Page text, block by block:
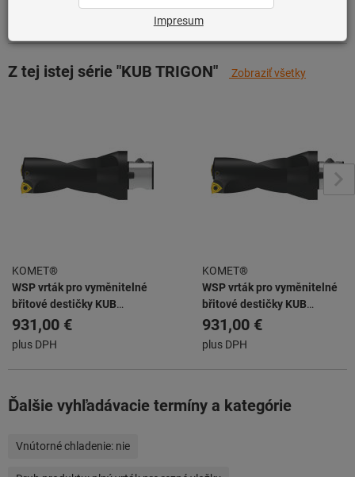
Z tej istej série "KUB TRIGON" Zobraziť všetky
KOMET®
WSP vrták pro vyměnitelné
břitové destičky KUB
ABS63/W2942/48/96/R
931,00 €
plus DPH
KOMET®
WSP vrták pro vyměnitelné
břitové destičky KUB
ABS63/W2942/49/98/R
931,00 €
plus DPH
Ďalšie vyhľadávacie termíny a kategórie
Vnútorné chladenie: nie